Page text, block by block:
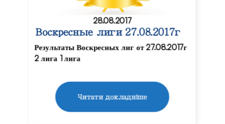
28.08.2017
Воскресные лиги 27.08.2017г
Результаты Воскресных лиг от 27.08.2017г
2 лига 1 лига
Читати докладніше